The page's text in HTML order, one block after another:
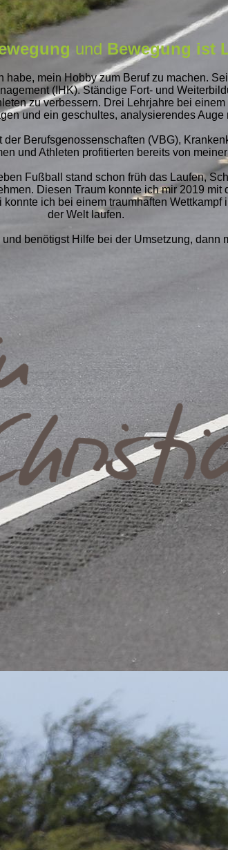
und Bewegung ist
mein Hobby zum Beruf zu machen.
(IHK). Ständige Fort- und
zu verbessern. Drei Lehrjahre bei
und ein geschultes, analysierendes Auge
Berufsgenossenschaften (VBG),
und Athleten profitierten bereits von
Fußball stand schon früh das Laufen,
Diesen Traum konnte ich mir 2019
ich bei einem traumhaften
der Welt laufen.
benötigst Hilfe bei der Umsetzung, dann